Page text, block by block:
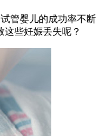
管婴儿的成功率不
些妊娠丢失呢？